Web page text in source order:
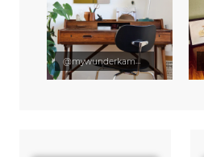
@mywunderkammer